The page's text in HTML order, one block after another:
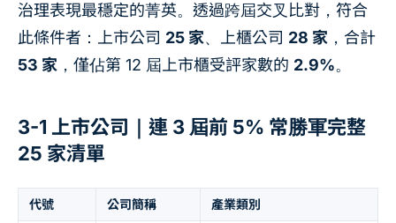
治理表現最穩定的菁英。透過跨屆交叉比對，符合
此條件者：上市公司 25 家、上櫃公司 28 家 ，合計
53 家 ，僅佔第 12 屆上市櫃受評家數的 2.9%。
3-1 上市公司｜連 3 屆前 5% 常勝軍完整
25 家清單
代號 公司簡稱 產業類別